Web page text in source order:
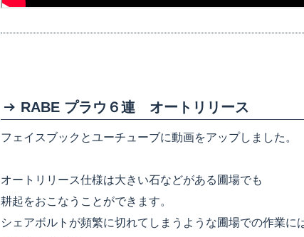
RABE プラウ６連 オートリリース
フェイスブックとユーチューブに動画をアップしました。
オートリリース仕様は大きい石などがある圃場でも
耕起をおこなうことができます。
シェアボルトが頻繁に切れてしまうような圃場での作業に